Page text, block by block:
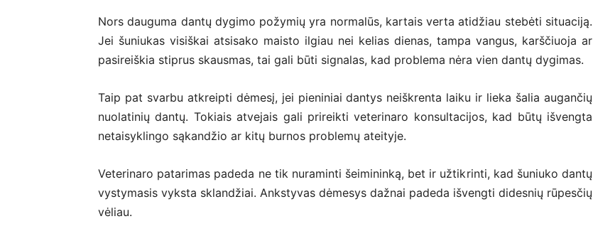
Nors dauguma dantų dygimo požymių yra normalūs, kartais verta atidžiau stebėti situaciją.
Jei šuniukas visiškai atsisako maisto ilgiau nei kelias dienas, tampa vangus, karščiuoja ar
pasireiškia stiprus skausmas, tai gali būti signalas, kad problema nėra vien dantų dygimas.
Taip pat svarbu atkreipti dėmesį, jei pieniniai dantys neiškrenta laiku ir lieka šalia augančių
nuolatinių dantų. Tokiais atvejais gali prireikti veterinaro konsultacijos, kad būtų išvengta
netaisyklingo sąkandžio ar kitų burnos problemų ateityje.
Veterinaro patarimas padeda ne tik nuraminti šeimininką, bet ir užtikrinti, kad šuniuko dantų
vystymasis vyksta sklandžiai. Ankstyvas dėmesys dažnai padeda išvengti didesnių rūpesčių
vėliau.